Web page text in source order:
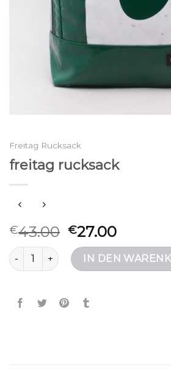
Freitag Rucksack
freitag rucksack
€43.00 €27.00
freitag rucksack Menge
IN DEN